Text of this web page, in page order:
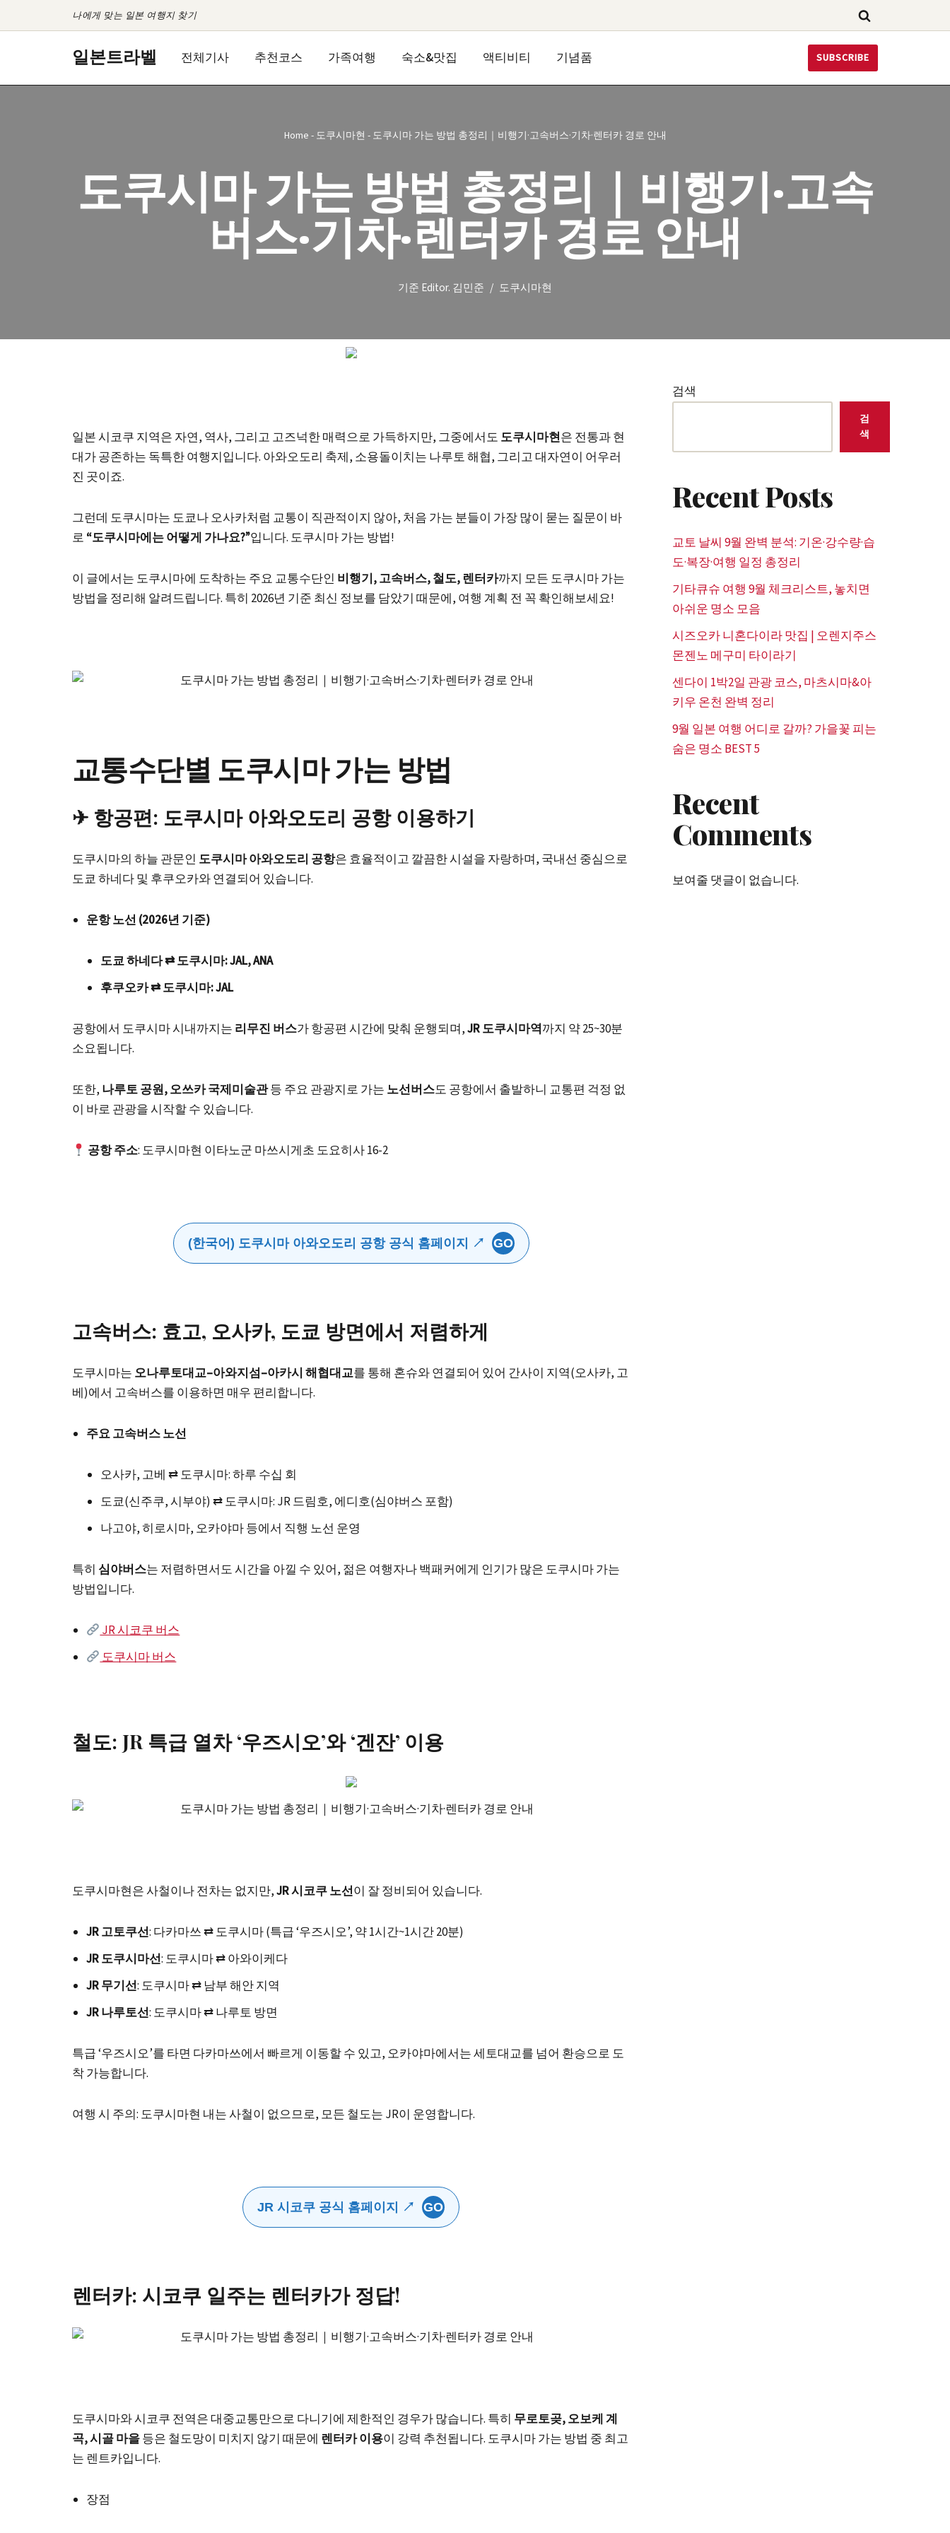
나에게 맞는 일본 여행지 찾기
일본트라벨 전체기사 추천코스 가족여행 숙소&맛집 액티비티 기념품 SUBSCRIBE
Home - 도쿠시마현 - 도쿠시마 가는 방법 총정리｜비행기·고속버스·기차·렌터카 경로 안내
도쿠시마 가는 방법 총정리｜비행기·고속
버스·기차·렌터카 경로 안내
기준 Editor. 김민준 도쿠시마현
일본 시코쿠 지역은 자연, 역사, 그리고 고즈넉한 매력으로 가득하지만, 그중에서도 도쿠시마현은 전통과 현
대가 공존하는 독특한 여행지입니다. 아와오도리 축제, 소용돌이치는 나루토 해협, 그리고 대자연이 어우러
진 곳이죠.
그런데 도쿠시마는 도쿄나 오사카처럼 교통이 직관적이지 않아, 처음 가는 분들이 가장 많이 묻는 질문이 바
로 “도쿠시마에는 어떻게 가나요?”입니다. 도쿠시마 가는 방법!
이 글에서는 도쿠시마에 도착하는 주요 교통수단인 비행기, 고속버스, 철도, 렌터카까지 모든 도쿠시마 가는
방법을 정리해 알려드립니다. 특히 2026년 기준 최신 정보를 담았기 때문에, 여행 계획 전 꼭 확인해보세요!
교통수단별 도쿠시마 가는 방법
✈ 항공편: 도쿠시마 아와오도리 공항 이용하기
도쿠시마의 하늘 관문인 도쿠시마 아와오도리 공항은 효율적이고 깔끔한 시설을 자랑하며, 국내선 중심으로
도쿄 하네다 및 후쿠오카와 연결되어 있습니다.
운항 노선 (2026년 기준)
도쿄 하네다 ⇄ 도쿠시마: JAL, ANA
후쿠오카 ⇄ 도쿠시마: JAL
공항에서 도쿠시마 시내까지는 리무진 버스가 항공편 시간에 맞춰 운행되며,JR 도쿠시마역까지 약 25~30분
소요됩니다.
또한, 나루토 공원, 오쓰카 국제미술관등 주요 관광지로 가는 노선버스도 공항에서 출발하니 교통편 걱정 없
이 바로 관광을 시작할 수 있습니다.
공항 주소: 도쿠시마현 이타노군 마쓰시게초 도요히사 16-2
(한국어) 도쿠시마 아와오도리 공항 공식 홈페이지 ↗ GO
고속버스: 효고, 오사카, 도쿄 방면에서 저렴하게
도쿠시마는 오나루토대교–아와지섬–아카시 해협대교를 통해 혼슈와 연결되어 있어 간사이 지역(오사카, 고
베)에서 고속버스를 이용하면 매우 편리합니다.
주요 고속버스 노선
오사카, 고베 ⇄ 도쿠시마: 하루 수십 회
도쿄(신주쿠, 시부야) ⇄ 도쿠시마: JR 드림호, 에디호(심야버스 포함)
나고야, 히로시마, 오카야마 등에서 직행 노선 운영
특히 심야버스는 저렴하면서도 시간을 아낄 수 있어, 젊은 여행자나 백패커에게 인기가 많은 도쿠시마 가는
방법입니다.
JR 시코쿠 버스
도쿠시마 버스
철도: JR 특급 열차 ‘우즈시오’와 ‘겐잔’ 이용
도쿠시마현은 사철이나 전차는 없지만,JR 시코쿠 노선이 잘 정비되어 있습니다.
JR 고토쿠선: 다카마쓰 ⇄ 도쿠시마 (특급 ‘우즈시오’, 약 1시간~1시간 20분)
JR 도쿠시마선: 도쿠시마 ⇄ 아와이케다
JR 무기선: 도쿠시마 ⇄ 남부 해안 지역
JR 나루토선: 도쿠시마 ⇄ 나루토 방면
특급 ‘우즈시오’를 타면 다카마쓰에서 빠르게 이동할 수 있고, 오카야마에서는 세토대교를 넘어 환승으로 도
착 가능합니다.
여행 시 주의: 도쿠시마현 내는 사철이 없으므로, 모든 철도는 JR이 운영합니다.
JR 시코쿠 공식 홈페이지 ↗ GO
렌터카: 시코쿠 일주는 렌터카가 정답!
도쿠시마와 시코쿠 전역은 대중교통만으로 다니기에 제한적인 경우가 많습니다. 특히 무로토곶, 오보케 계
곡, 시골 마을등은 철도망이 미치지 않기 때문에 렌터카 이용이 강력 추천됩니다. 도쿠시마 가는 방법 중 최고
는 렌트카입니다.
장점
검색
검
색
Recent Posts
교토 날씨 9월 완벽 분석: 기온·강수량·습
도·복장·여행 일정 총정리
기타큐슈 여행 9월 체크리스트, 놓치면
아쉬운 명소 모음
시즈오카 니혼다이라 맛집 | 오렌지주스
몬젠노 메구미 타이라기
센다이 1박2일 관광 코스, 마츠시마&아
키우 온천 완벽 정리
9월 일본 여행 어디로 갈까? 가을꽃 피는
숨은 명소 BEST 5
Recent
Comments
보여줄 댓글이 없습니다.